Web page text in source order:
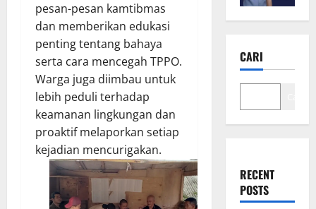
pesan-pesan kamtibmas
dan memberikan edukasi
penting tentang bahaya
serta cara mencegah TPPO.
Warga juga diimbau untuk
lebih peduli terhadap
keamanan lingkungan dan
proaktif melaporkan setiap
kejadian mencurigakan.
CARI
RECENT
POSTS